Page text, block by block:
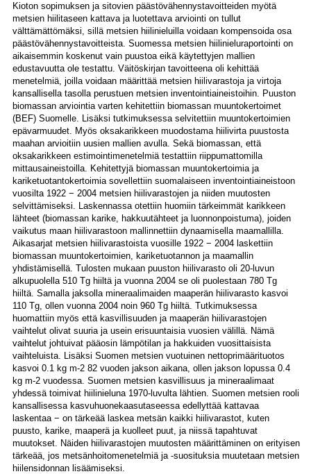
Kioton sopimuksen ja sitovien päästövähennystavoitteiden myötä
metsien hiilitaseen kattava ja luotettava arviointi on tullut
välttämättömäksi, sillä metsien hiilinieluilla voidaan kompensoida osa
päästövähennystavoitteista. Suomessa metsien hiilinieluraportointi on
aikaisemmin koskenut vain puustoa eikä käytettyjen mallien
edustavuutta ole testattu. Väitöskirjan tavoitteena oli kehittää
menetelmiä, joilla voidaan määrittää metsien hiilivarastoja ja virtoja
kansallisella tasolla perustuen metsien inventointiaineistoihin. Puuston
biomassan arviointia varten kehitettiin biomassan muuntokertoimet
(BEF) Suomelle. Lisäksi tutkimuksessa selvitettiin muuntokertoimien
epävarmuudet. Myös oksakarikkeen muodostama hiilivirta puustosta
maahan arvioitiin uusien mallien avulla. Sekä biomassan, että
oksakarikkeen estimointimenetelmiä testattiin riippumattomilla
mittausaineistoilla. Kehitettyjä biomassan muuntokertoimia ja
kariketuotantokertoimia sovellettiin suomalaiseen inventointiaineistoon
vuosilta 1922 − 2004 metsien hiilivarastojen ja niiden muutosten
selvittämiseksi. Laskennassa otettiin huomiin tärkeimmät karikkeen
lähteet (biomassan karike, hakkuutähteet ja luonnonpoistuma), joiden
vaikutus maan hiilivarastoon mallinnettiin dynaamisella maamallilla.
Aikasarjat metsien hiilivarastoista vuosille 1922 − 2004 laskettiin
biomassan muuntokertoimien, kariketuotannon ja maamallin
yhdistämisellä. Tulosten mukaan puuston hiilivarasto oli 20-luvun
alkupuolella 510 Tg hiiltä ja vuonna 2004 se oli puolestaan 780 Tg
hiiltä. Samalla jaksolla mineraalimaiden maaperän hiilivarasto kasvoi
110 Tg, ollen vuonna 2004 noin 960 Tg hiiltä. Tutkimuksessa
huomattiin myös että kasvillisuuden ja maaperän hiilivarastojen
vaihtelut olivat suuria ja usein erisuuntaisia vuosien välillä. Nämä
vaihtelut johtuivat pääosin lämpötilan ja hakkuiden vuosittaisista
vaihteluista. Lisäksi Suomen metsien vuotuinen nettoprimäärituotos
kasvoi 0.1 kg m-2 82 vuoden jakson aikana, ollen jakson lopussa 0.4
kg m-2 vuodessa. Suomen metsien kasvillisuus ja mineraalimaat
yhdessä toimivat hiilinieluna 1970-luvulta lähtien. Suomen metsien rooli
kansallisessa kasvuhuonekaasutaseessa edellyttää kattavaa
laskentaa − on tärkeää laskea metsän kaikki hiilivarastot, kuten
puusto, karike, maaperä ja kuolleet puut, ja niissä tapahtuvat
muutokset. Näiden hiilivarastojen muutosten määrittäminen on erityisen
tärkeää, jos metsänhoitomenetelmiä ja -suosituksia muutetaan metsien
hiilensidonnan lisäämiseksi.